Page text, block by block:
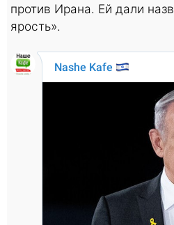
против Ирана. Ей дали
ярость».